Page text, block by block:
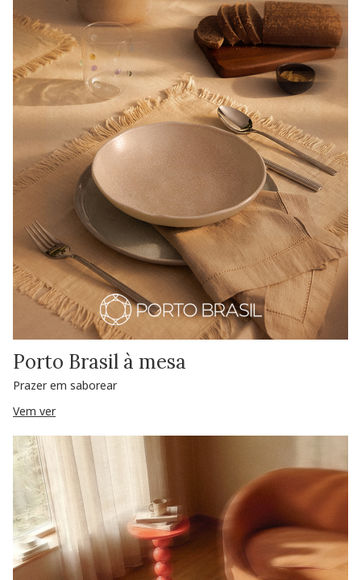
Porto Brasil à mesa
Prazer em saborear
Vem ver